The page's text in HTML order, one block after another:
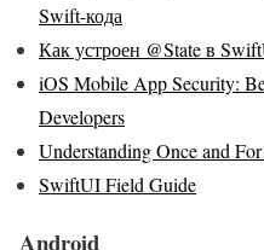
Swift-кода
Как устроен @State в
iOS Mobile App Security:
Developers
Understanding Once and
SwiftUI Field Guide
Android